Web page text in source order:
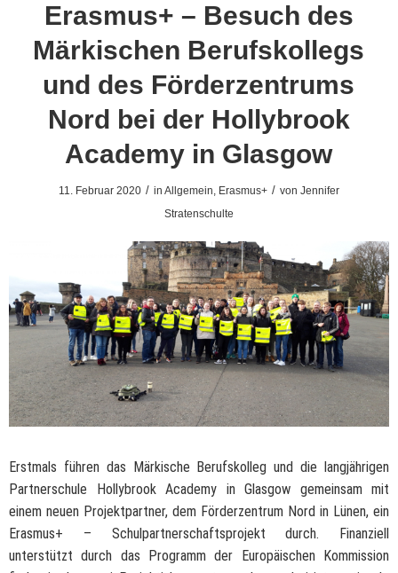
Erasmus+ – Besuch des
Märkischen Berufskollegs
und des Förderzentrums
Nord bei der Hollybrook
Academy in Glasgow
11. Februar 2020 / in Allgemein, Erasmus+ / von Jennifer
Stratenschulte
Erstmals führen das Märkische Berufskolleg und die langjährigen
Partnerschule Hollybrook Academy in Glasgow gemeinsam mit
einem neuen Projektpartner, dem Förderzentrum Nord in Lünen, ein
Erasmus+ – Schulpartnerschaftsprojekt durch. Finanziell
unterstützt durch das Programm der Europäischen Kommission